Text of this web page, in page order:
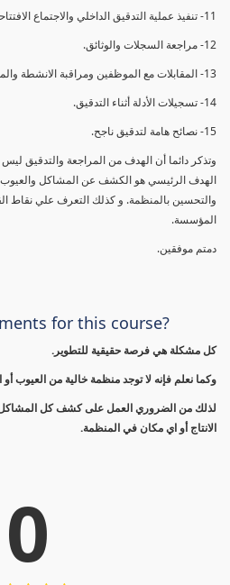
11- تنفيذ عملية التدقيق الداخلي والاجتماع الافتتاحي.
12- مراجعة السجلات والوثائق.
13- المقابلات مع الموظفين ومراقبة الانشطة والمرافق.
14- تسجيلات الأدلة أثناء التدقيق.
15- نصائح هامة لتدقيق ناجح.
وتذكر دائما أن الهدف من المراجعة والتدقيق
الهدف الرئيسي هو الكشف عن المشاكل والعيوب
والتحسين بالمنظمة. و كذلك التعرف علي نقاط
المؤسسة.
دمتم موفقين.
for this course?
كل مشكلة هي فرصة حقيقية للتطوير.
وكما نعلم فإنه لا توجد منظمة خالية من العيوب
لذلك من الضروري العمل على كشف كل المشاكل
الانتاج أو اي مكان في المنظمة.
0